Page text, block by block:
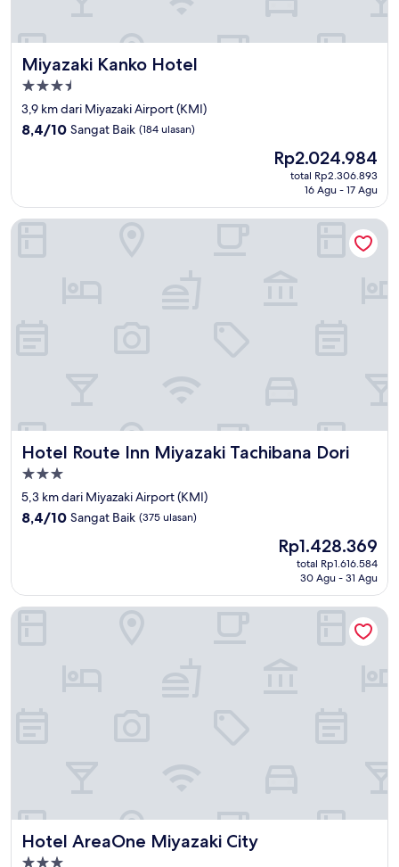
Miyazaki Kanko Hotel
Miyazaki Kanko Hotel
Properti
bintang
3.5
3,9 km dari Miyazaki Airport (KMI)
8.4
(184
ulasan)
8,4/10 Sangat Baik (184 ulasan)
Harga
sekarang
Rp2.024.984
Rp2.024.984
total Rp2.306.893
16 Agu - 17 Agu
Hotel Route Inn Miyazaki Tachibana Dori
Hotel Route Inn Miyazaki Tachibana Dori
Properti
bintang
3.0
5,3 km dari Miyazaki Airport (KMI)
8.4
(375
ulasan)
8,4/10 Sangat Baik (375 ulasan)
Harga
sekarang
Rp1.428.369
Rp1.428.369
total Rp1.616.584
30 Agu - 31 Agu
Hotel Route Inn Miyazaki Tachibana Dori
Hotel AreaOne Miyazaki City
Hotel AreaOne Miyazaki City
Hotel AreaOne Miyazaki City